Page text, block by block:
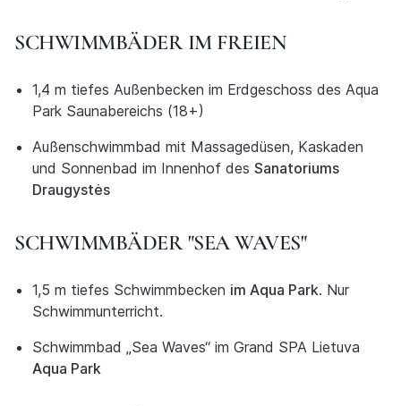
SCHWIMMBÄDER IM FREIEN
1,4 m tiefes Außenbecken im Erdgeschoss des Aqua
Park Saunabereichs (18+)
Außenschwimmbad mit Massagedüsen, Kaskaden
und Sonnenbad im Innenhof des Sanatoriums
Draugystės
SCHWIMMBÄDER "SEA WAVES"
1,5 m tiefes Schwimmbecken im Aqua Park. Nur
Schwimmunterricht.
Schwimmbad „Sea Waves“ im Grand SPA Lietuva
Aqua Park